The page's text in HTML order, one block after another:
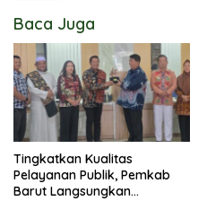
Baca Juga
Tingkatkan Kualitas
Pelayanan Publik, Pemkab
Barut Langsungkan